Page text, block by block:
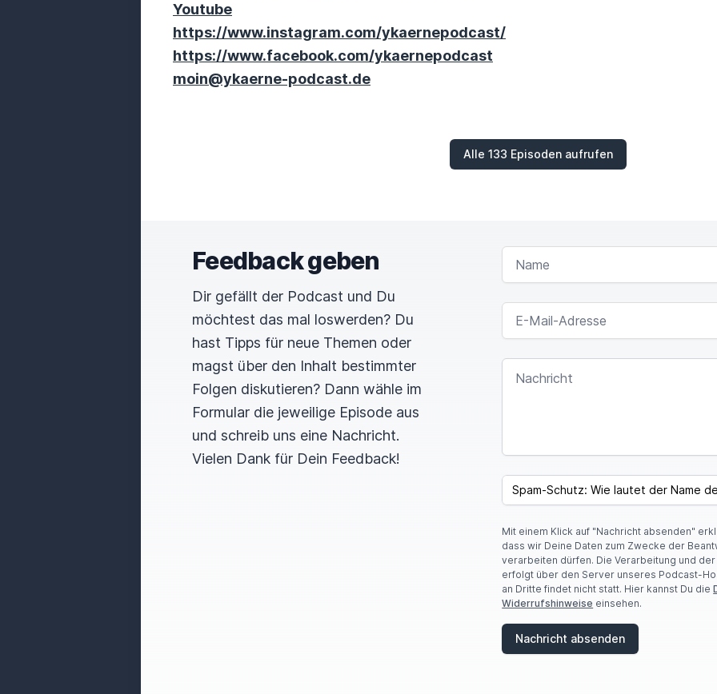
Youtube
https://www.instagram.com/ykaernepodcast/
https://www.facebook.com/ykaernepodcast
moin@ykaerne-podcast.de
Alle 133 Episoden aufrufen
Feedback geben
Dir gefällt der Podcast und Du
möchtest das mal loswerden? Du
hast Tipps für neue Themen oder
magst über den Inhalt bestimmter
Folgen diskutieren? Dann wähle im
Formular die jeweilige Episode aus
und schreib uns eine Nachricht.
Vielen Dank für Dein Feedback!
NAME
E-MAIL-ADRESSE
NACHRICHT
F
O
A
R
E
A
H
U
M
N
SPAM CAPTCHA
Mit einem Klick auf "Nachricht absenden"
dass wir Deine Daten zum Zwecke der
verarbeiten dürfen. Die Verarbeitung und
erfolgt über den Server unseres Podcast-
an Dritte findet nicht statt. Hier kannst Du die
Widerrufshinweise einsehen.
Nachricht absenden